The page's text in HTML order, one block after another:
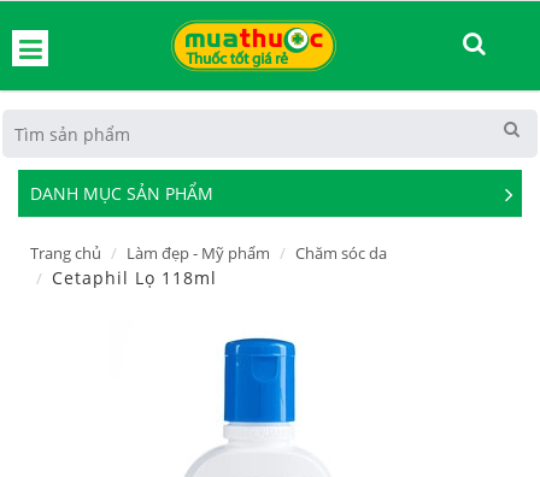
DANH MỤC SẢN PHẨM
See
Trang chủ Làm đẹp - Mỹ phẩm Chăm sóc da
Cetaphil Lọ 118ml